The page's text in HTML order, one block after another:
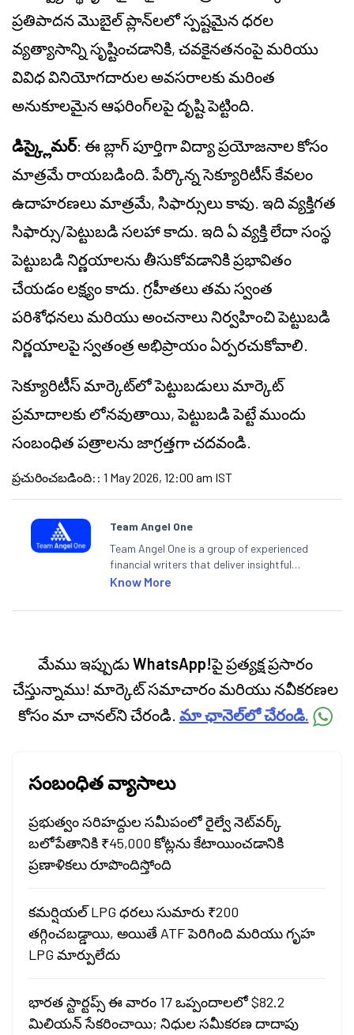
ప్రతిపాదన మొబైల్ ప్లాన్‌లలో స్పష్టమైన ధరల
వ్యత్యాసాన్ని సృష్టించడానికి, చవకైనతనంపై మరియు
వివిధ వినియోగదారుల అవసరాలకు మరింత
అనుకూలమైన ఆఫరింగ్‌లపై దృష్టి పెట్టింది.
డిస్క్లైమర్: ఈ బ్లాగ్ పూర్తిగా విద్యా ప్రయోజనాల కోసం
మాత్రమే రాయబడింది. పేర్కొన్న సెక్యూరిటీస్ కేవలం
ఉదాహరణలు మాత్రమే, సిఫార్సులు కావు. ఇది వ్యక్తిగత
సిఫార్సు/పెట్టుబడి సలహా కాదు. ఇది ఏ వ్యక్తి లేదా సంస్థ
పెట్టుబడి నిర్ణయాలను తీసుకోవడానికి ప్రభావితం
చేయడం లక్ష్యం కాదు. గ్రహీతలు తమ స్వంత
పరిశోధనలు మరియు అంచనాలు నిర్వహించి పెట్టుబడి
నిర్ణయాలపై స్వతంత్ర అభిప్రాయం ఏర్పరచుకోవాలి.
సెక్యూరిటీస్ మార్కెట్‌లో పెట్టుబడులు మార్కెట్
ప్రమాదాలకు లోనవుతాయి, పెట్టుబడి పెట్టే ముందు
సంబంధిత పత్రాలను జాగ్రత్తగా చదవండి.
ప్రచురించబడింది: : 1 May 2026, 12:00 am IST
Team Angel One
Team Angel One is a group of experienced
financial writers that deliver insightful
articles on the stock market, IPO, economy,
categories.
Know More
మేము ఇప్పుడుWhatsApp!పై ప్రత్యక్ష ప్రసారం
చేస్తున్నాము! మార్కెట్ సమాచారం మరియు నవీకరణల
కోసం మా చానల్‌ని చేరండి. మా ఛానెల్‌లో చేరండి.
సంబంధిత వ్యాసాలు
ప్రభుత్వం సరిహద్దుల సమీపంలో రైల్వే నెట్‌వర్క్
బలోపేతానికి ₹45,000 కోట్లను కేటాయించడానికి
ప్రణాళికలు రూపొందిస్తోంది
కమర్షియల్ LPG ధరలు సుమారు ₹200
తగ్గించబడ్డాయి, అయితే ATF పెరిగింది మరియు గృహ
LPG మార్పులేదు
భారత స్టార్టప్స్ ఈ వారం 17 ఒప్పందాలలో $82.2
మిలియన్ సేకరించాయి; నిధుల సమీకరణ దాదాపు